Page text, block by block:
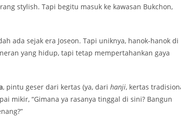
stylish. Tapi begitu masuk ke kawasan Bukchon,
ada sejak era Joseon. Tapi uniknya, hanok-hanok di
yang hidup, tapi tetap mempertahankan gaya
, pintu geser dari kertas (ya, dari hanji, kertas
mikir, “Gimana ya rasanya tinggal di sini? Bangun